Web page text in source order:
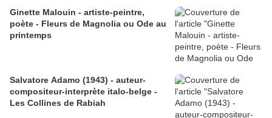
Ginette Malouin - artiste-peintre,
poète - Fleurs de Magnolia ou Ode au
printemps
Salvatore Adamo (1943) - auteur-
compositeur-interprète italo-belge -
Les Collines de Rabiah